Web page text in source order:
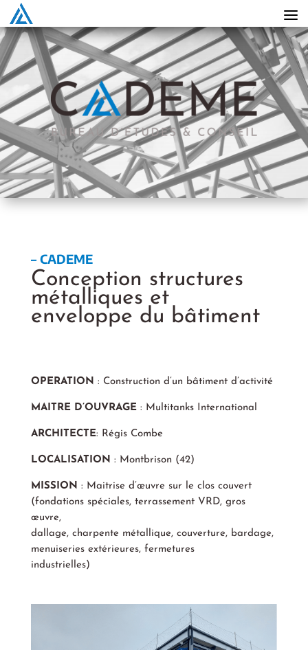
– CADEME
Conception structures
métalliques et
enveloppe du bâtiment
OPERATION : Construction d’un bâtiment d’activité
MAITRE D’OUVRAGE: Multitanks International
ARCHITECTE: Régis Combe
LOCALISATION : Montbrison (42)
MISSION : Maitrise d’œuvre sur le clos couvert
(fondations spéciales, terrassement VRD, gros
œuvre,
dallage, charpente métallique, couverture, bardage,
menuiseries extérieures, fermetures
industrielles)